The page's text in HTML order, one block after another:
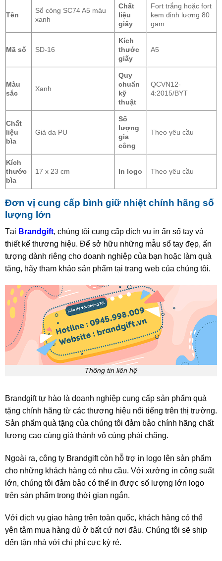
Tên
Sổ còng SC74 A5 màu
xanh
Chất
liệu
giấy
Fort trắng hoặc fort
kem định lượng 80
gam
Mã số SD-16
Kích
thước
giấy
A5
Màu
sắc
Xanh
Quy
chuẩn
kỹ
thuật
QCVN12-
4:2015/BYT
Chất
liệu
bìa
Giả da PU
Số
lượng
gia
công
Theo yêu cầu
Kích
thước
bìa
17 x 23 cm In logo Theo yêu cầu
Đơn vị cung cấp bình giữ nhiệt chính hãng số
lượng lớn
Tại Brandgift, chúng tôi cung cấp dịch vụ in ấn sổ tay và
thiết kế thương hiệu. Để sở hữu những mẫu sổ tay đẹp, ấn
tượng dành riêng cho doanh nghiệp của bạn hoặc làm quà
tặng, hãy tham khảo sản phẩm tại trang web của chúng tôi.
Thông tin liên hệ
Brandgift tự hào là doanh nghiệp cung cấp sản phẩm quà
tặng chính hãng từ các thương hiệu nổi tiếng trên thị trường.
Sản phẩm quà tặng của chúng tôi đảm bảo chính hãng chất
lượng cao cùng giá thành vô cùng phải chăng.
Ngoài ra, công ty Brandgift còn hỗ trợ in logo lên sản phẩm
cho những khách hàng có nhu cầu. Với xưởng in công suất
lớn, chúng tôi đảm bảo có thể in được số lượng lớn logo
trên sản phẩm trong thời gian ngắn.
Với dịch vụ giao hàng trên toàn quốc, khách hàng có thể
yên tâm mua hàng dù ở bất cứ nơi đâu. Chúng tôi sẽ ship
đến tận nhà với chi phí cực kỳ rẻ.